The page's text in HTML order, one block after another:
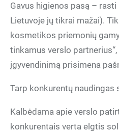
Gavus higienos pasą –
Lietuvoje jų tikrai mažai).
kosmetikos priemonių
tinkamus verslo
įgyvendinimą prisimena
Tarp konkurentų naudingas
Kalbėdama apie verslo
konkurentais verta elgtis